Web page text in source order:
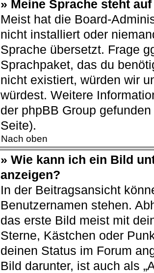
» Meine Sprache steht
Meist hat die Board-
nicht installiert oder
Sprache übersetzt. Frage
Sprachpaket, das du
nicht existiert, würden wir
würdest. Weitere
der phpBB Group
Seite).
Nach oben
» Wie kann ich ein Bild
anzeigen?
In der Beitragsansicht
Benutzernamen stehen.
das erste Bild meist mit
Sterne, Kästchen oder
deinen Status im Forum
Bild darunter, ist auch als